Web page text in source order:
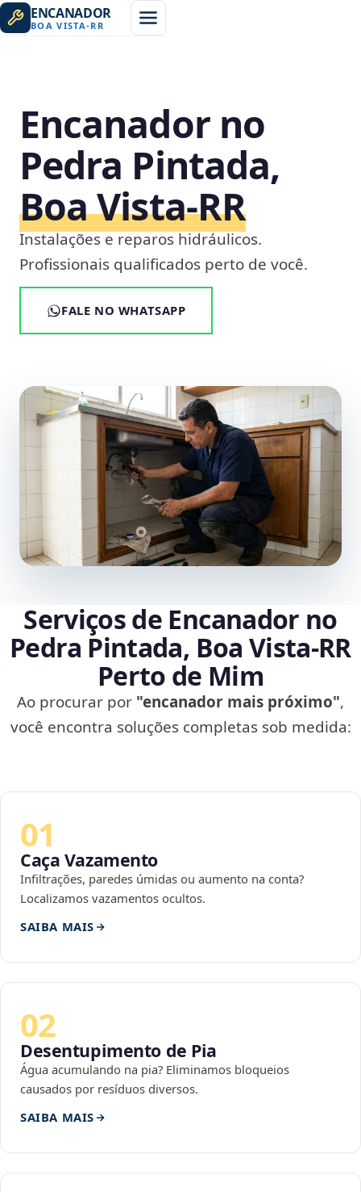
ENCANADOR
BOA VISTA-RR
Encanador no
Pedra Pintada,
Boa Vista‑RR
Instalações e reparos hidráulicos.
Profissionais qualificados perto de você.
FALE NO WHATSAPP
Serviços de Encanador no
Pedra Pintada, Boa Vista‑RR
Perto de Mim
Ao procurar por "encanador mais próximo",
você encontra soluções completas sob medida:
01
Caça Vazamento
Infiltrações, paredes úmidas ou aumento na conta?
Localizamos vazamentos ocultos.
SAIBA MAIS
02
Desentupimento de Pia
Água acumulando na pia? Eliminamos bloqueios
causados por resíduos diversos.
SAIBA MAIS